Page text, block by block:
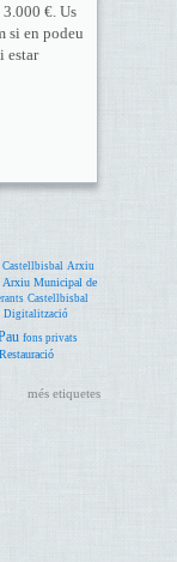
€. Us
si en podeu
estar
Arxiu
Arxiu Municipal de
Castellbisbal
Digitalització
fons privats
Restauració
més etiquetes